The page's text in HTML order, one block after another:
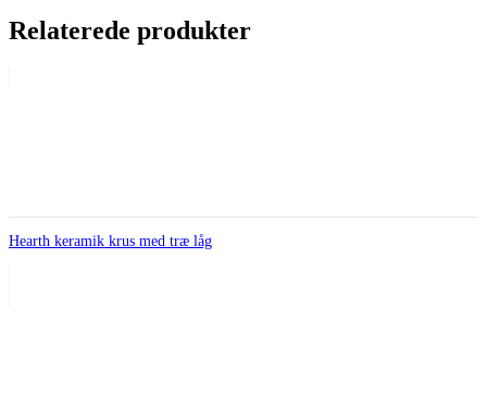
Relaterede produkter
Hearth keramik krus med træ låg